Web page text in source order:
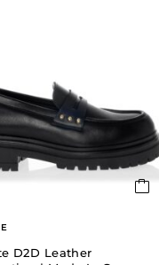
D2D Leather